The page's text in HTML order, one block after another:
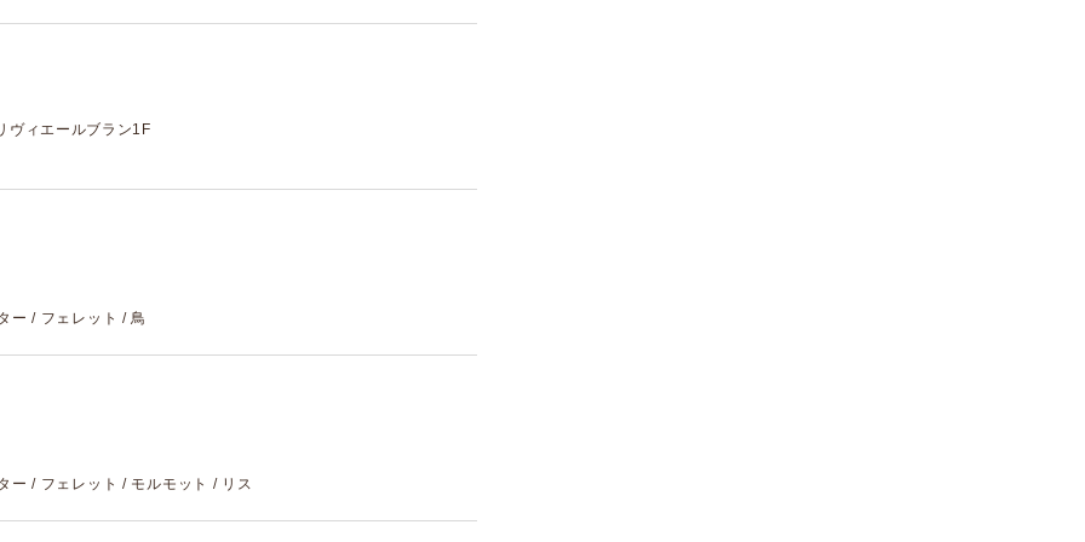
ヴィエールブラン1F
ー / フェレット / 鳥
ー / フェレット / モルモット / リス